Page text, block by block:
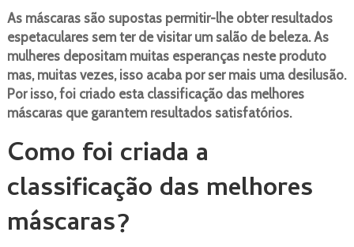
As máscaras são supostas permitir-lhe obter resultados
espetaculares sem ter de visitar um salão de beleza. As
mulheres depositam muitas esperanças neste produto
mas, muitas vezes, isso acaba por ser mais uma desilusão.
Por isso, foi criado esta classificação das melhores
máscaras que garantem resultados satisfatórios.
Como foi criada a
classificação das melhores
máscaras?